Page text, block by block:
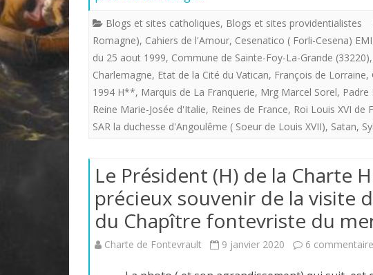
Blogs et sites catholiques, Blogs et sites providentialistes
Romagne), Cahiers de l'Amour, Cesenatico ( Forli-Cesena)
du 25 aout 1999, Commune de Sainte-Foy-La-Grande (33220),
Charlemagne, Etat de la Cité du Vatican, François de Lorraine,
1994 H**, Marquis de La Franquerie, Mrg Marcel Sorel, Padre
Reine Marie-Josée d'Italie, Reines de France, Roi Louis XVI de
SAR la duchesse d'Angoulême ( Soeur de Louis XVII), Satan,
Le Président (H) de la Charte
précieux souvenir de la visite
du Chapître fontevriste du
Charte de Fontevrault 9 janvier 2020 6